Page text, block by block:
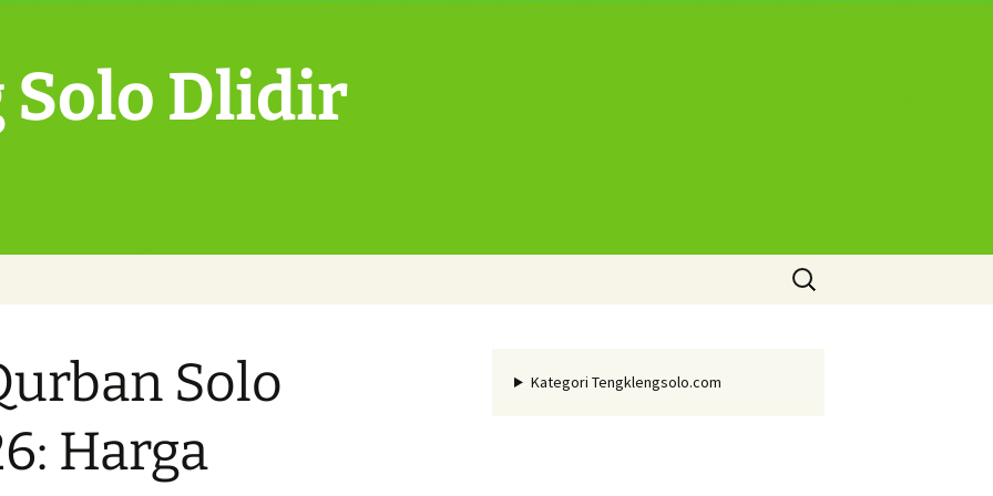
Solo Dlidir
Cari
untuk:
Solo
Harga
Kategori Tengklengsolo.com